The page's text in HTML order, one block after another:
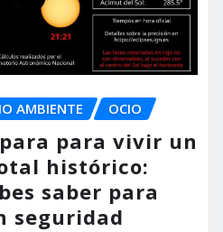
AMBIENTE OCIO
para vivir un
histórico:
saber para
seguridad